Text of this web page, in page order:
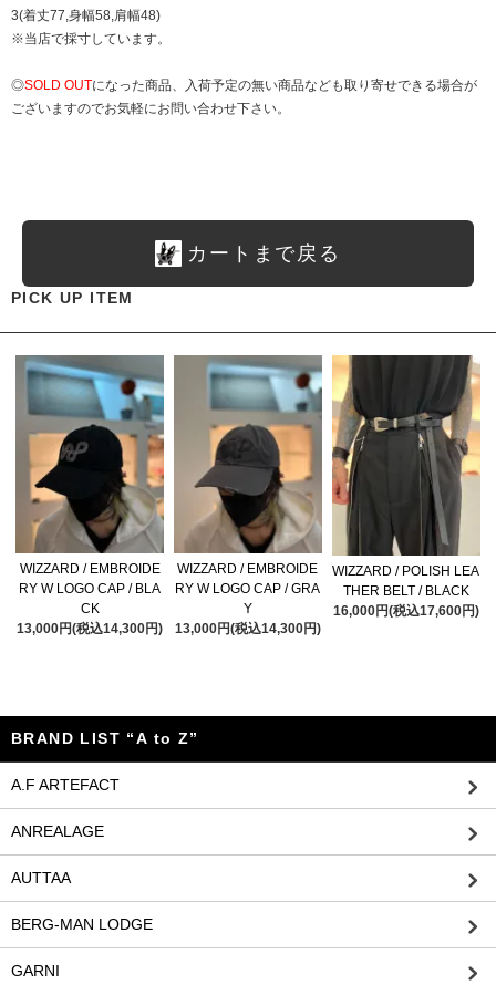
3(着丈77,身幅58,肩幅48)
※当店で採寸しています。
◎SOLD OUTになった商品、入荷予定の無い商品なども取り寄せできる場合が
ございますのでお気軽にお問い合わせ下さい。
カートまで戻る
PICK UP ITEM
WIZZARD / EMBROIDE
RY W LOGO CAP / BLA
CK
13,000円(税込14,300円)
WIZZARD / EMBROIDE
RY W LOGO CAP / GRA
Y
13,000円(税込14,300円)
WIZZARD / POLISH LEA
THER BELT / BLACK
16,000円(税込17,600円)
BRAND LIST “A to Z”
A.F ARTEFACT
ANREALAGE
AUTTAA
BERG-MAN LODGE
GARNI